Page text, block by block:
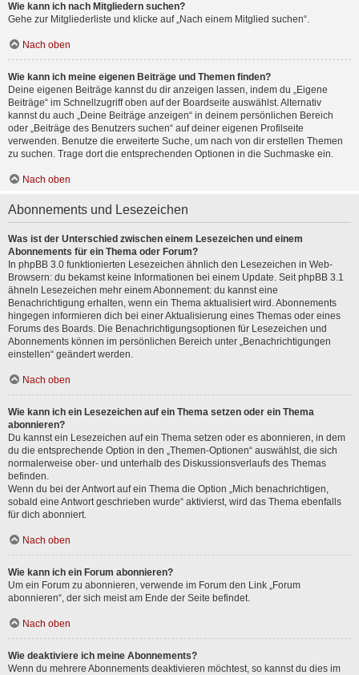
Wie kann ich nach Mitgliedern suchen?
Gehe zur Mitgliederliste und klicke auf „Nach einem Mitglied suchen“.
Nach oben
Wie kann ich meine eigenen Beiträge und Themen finden?
Deine eigenen Beiträge kannst du dir anzeigen lassen, indem du „Eigene
Beiträge“ im Schnellzugriff oben auf der Boardseite auswählst. Alternativ
kannst du auch „Deine Beiträge anzeigen“ in deinem persönlichen Bereich
oder „Beiträge des Benutzers suchen“ auf deiner eigenen Profilseite
verwenden. Benutze die erweiterte Suche, um nach von dir erstellen Themen
zu suchen. Trage dort die entsprechenden Optionen in die Suchmaske ein.
Nach oben
Abonnements und Lesezeichen
Was ist der Unterschied zwischen einem Lesezeichen und einem
Abonnements für ein Thema oder Forum?
In phpBB 3.0 funktionierten Lesezeichen ähnlich den Lesezeichen in Web-
Browsern: du bekamst keine Informationen bei einem Update. Seit phpBB 3.1
ähneln Lesezeichen mehr einem Abonnement: du kannst eine
Benachrichtigung erhalten, wenn ein Thema aktualisiert wird. Abonnements
hingegen informieren dich bei einer Aktualisierung eines Themas oder eines
Forums des Boards. Die Benachrichtigungsoptionen für Lesezeichen und
Abonnements können im persönlichen Bereich unter „Benachrichtigungen
einstellen“ geändert werden.
Nach oben
Wie kann ich ein Lesezeichen auf ein Thema setzen oder ein Thema
abonnieren?
Du kannst ein Lesezeichen auf ein Thema setzen oder es abonnieren, in dem
du die entsprechende Option in den „Themen-Optionen“ auswählst, die sich
normalerweise ober- und unterhalb des Diskussionsverlaufs des Themas
befinden.
Wenn du bei der Antwort auf ein Thema die Option „Mich benachrichtigen,
sobald eine Antwort geschrieben wurde“ aktivierst, wird das Thema ebenfalls
für dich abonniert.
Nach oben
Wie kann ich ein Forum abonnieren?
Um ein Forum zu abonnieren, verwende im Forum den Link „Forum
abonnieren“, der sich meist am Ende der Seite befindet.
Nach oben
Wie deaktiviere ich meine Abonnements?
Wenn du mehrere Abonnements deaktivieren möchtest, so kannst du dies im